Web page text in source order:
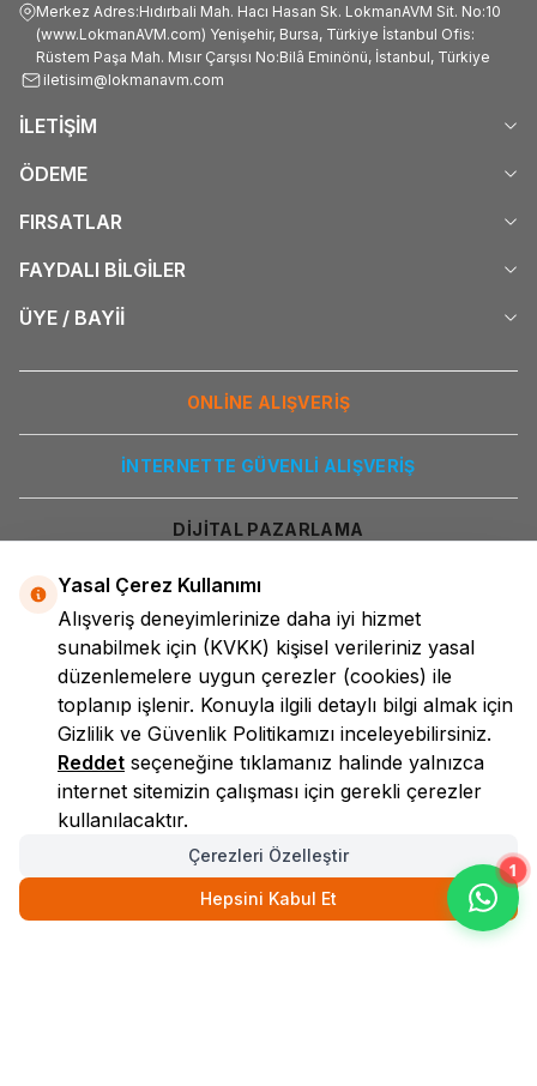
1
Merkez Adres:Hıdırbali Mah. Hacı Hasan Sk. LokmanAVM Sit. No:10
(www.LokmanAVM.com) Yenişehir, Bursa, Türkiye İstanbul Ofis:
Rüstem Paşa Mah. Mısır Çarşısı No:Bilâ Eminönü, İstanbul, Türkiye
iletisim@lokmanavm.com
İLETİŞİM
ÖDEME
FIRSATLAR
FAYDALI BİLGİLER
ÜYE / BAYİİ
ONLİNE ALIŞVERİŞ
İNTERNETTE GÜVENLİ ALIŞVERİŞ
DİJİTAL PAZARLAMA
LokmanAVM
Yasal Çerez Kullanımı
Alışveriş deneyimlerinize daha iyi hizmet
sunabilmek için (KVKK) kişisel verileriniz yasal
düzenlemelere uygun çerezler (cookies) ile
toplanıp işlenir. Konuyla ilgili detaylı bilgi almak için
Gizlilik ve Güvenlik Politikamızı inceleyebilirsiniz.
Reddet seçeneğine tıklamanız halinde yalnızca
internet sitemizin çalışması için gerekli çerezler
kullanılacaktır.
Çerezleri Özelleştir
Hepsini Kabul Et